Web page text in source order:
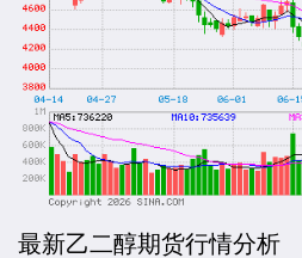
最新乙二醇期货行情分析